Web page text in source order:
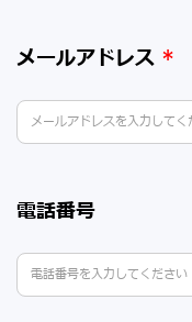
メールアドレス *
電話番号